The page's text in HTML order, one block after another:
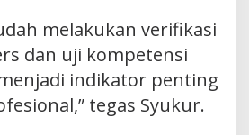
melakukan verifikasi
dan uji kompetensi
indikator penting
tegas Syukur.